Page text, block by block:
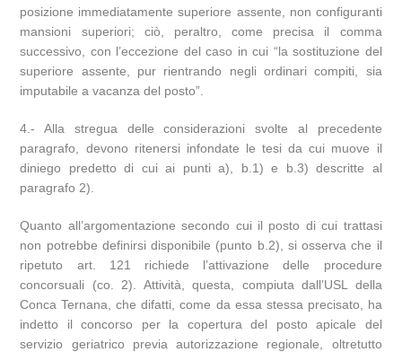
posizione immediatamente superiore assente, non configuranti
mansioni superiori; ciò, peraltro, come precisa il comma
successivo, con l’eccezione del caso in cui “la sostituzione del
superiore assente, pur rientrando negli ordinari compiti, sia
imputabile a vacanza del posto”.
4.- Alla stregua delle considerazioni svolte al precedente
paragrafo, devono ritenersi infondate le tesi da cui muove il
diniego predetto di cui ai punti a), b.1) e b.3) descritte al
paragrafo 2).
Quanto all’argomentazione secondo cui il posto di cui trattasi
non potrebbe definirsi disponibile (punto b.2), si osserva che il
ripetuto art. 121 richiede l’attivazione delle procedure
concorsuali (co. 2). Attività, questa, compiuta dall’USL della
Conca Ternana, che difatti, come da essa stessa precisato, ha
indetto il concorso per la copertura del posto apicale del
servizio geriatrico previa autorizzazione regionale, oltretutto